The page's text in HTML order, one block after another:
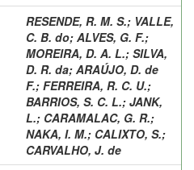
RESENDE, R. M. S.; VALLE,
C. B. do; ALVES, G. F.;
MOREIRA, D. A. L.; SILVA,
D. R. da; ARAÚJO, D. de
F.; FERREIRA, R. C. U.;
BARRIOS, S. C. L.; JANK,
L.; CARAMALAC, G. R.;
NAKA, I. M.; CALIXTO, S.;
CARVALHO, J. de